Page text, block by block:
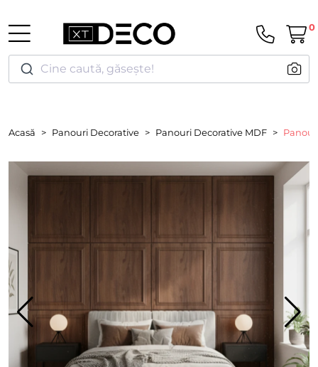
Cine caută, găsește!
0
Acasă Panouri Decorative Panouri Decorative MDF Panou